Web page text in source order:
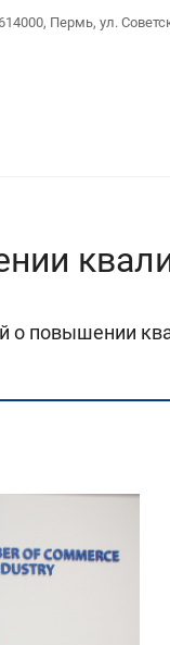
614000, Пермь, ул.
о повышении